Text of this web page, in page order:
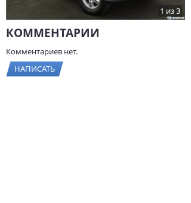
1 из 3
КОММЕНТАРИИ
Комментариев нет.
НАПИСАТЬ